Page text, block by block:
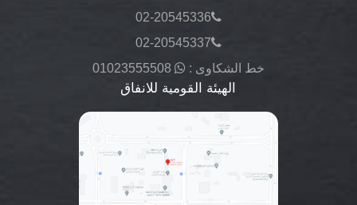
02-20545336
02-20545337
خط الشكاوى :
01023555508
الهيئة القومية للانفاق